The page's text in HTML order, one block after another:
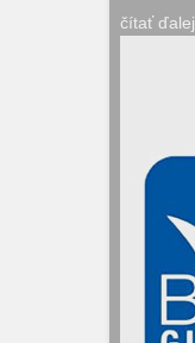
čítať ďalej